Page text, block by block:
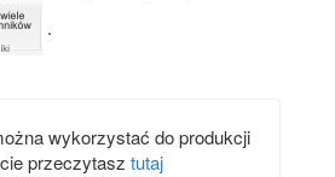
.
wykorzystać do produkcji
przeczytasz tutaj